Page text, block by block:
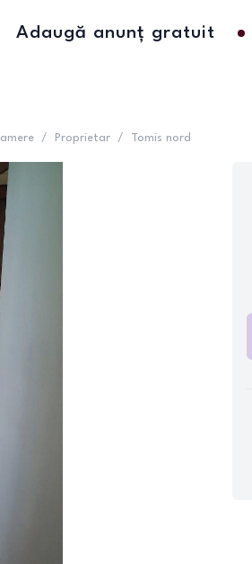
Adaugă anunț gratuit
/ Proprietar / Tomis nord